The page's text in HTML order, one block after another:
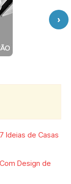
›
Ideias de Casas
Design de